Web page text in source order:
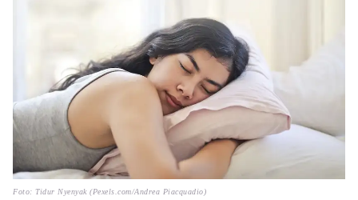
Foto: Tidur Nyenyak (Pexels.com/Andrea Piacquadio)